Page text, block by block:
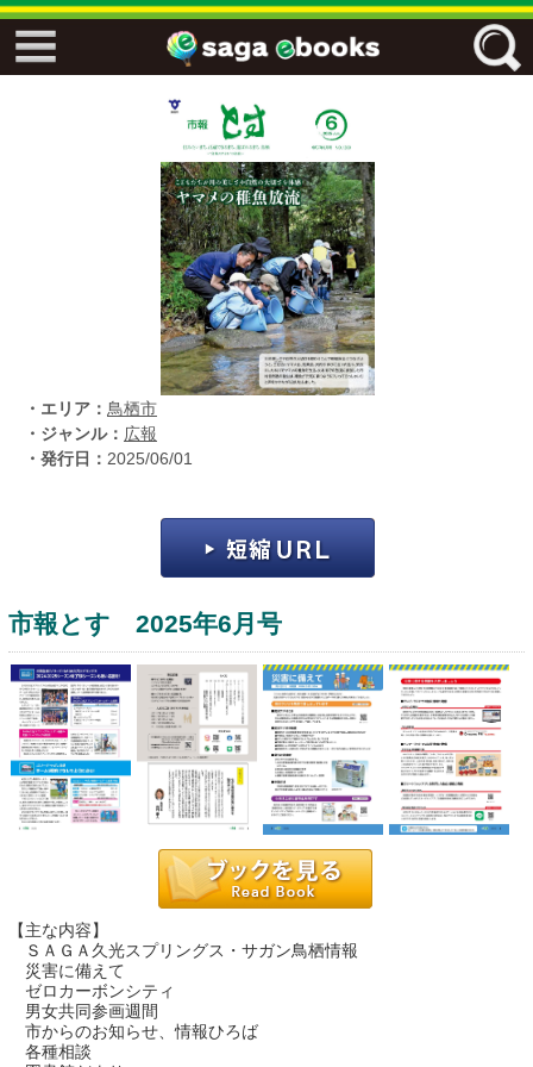
フリーワード
ジャンル
エリア
佐賀ワード
・エリア： 鳥栖市
・ジャンル： 広報
・発行日： 2025/06/01
市報とす 2025年6月号
【主な内容】
ＳＡＧＡ久光スプリングス・サガン鳥栖情報
災害に備えて
ゼロカーボンシティ
男女共同参画週間
市からのお知らせ、情報ひろば
各種相談
↓↓ ebooks専用本棚 ↓↓
運営：福博印刷
saga ebooksとは
ご利用ガイド
よくある質問
サイトマップ
お問い合わせ